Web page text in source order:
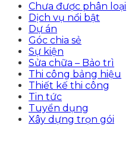
Chưa được phân loại
Dịch vụ nổi bật
Dự án
Góc chia sẻ
Sự kiện
Sửa chữa – Bảo trì
Thi công bảng hiệu
Thiết kế thi công
Tin tức
Tuyển dụng
Xây dựng trọn gói